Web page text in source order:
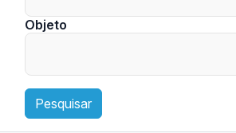
Objeto
Pesquisar